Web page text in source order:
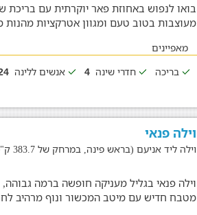
בואו לנפוש באחוזת פאר יוקרתית עם בריכת
מעוצבות בטוב טעם ומגוון אטרקציות
מאפיינים
בריכה
חדרי שינה 4 אנשים ללינה
וילה פנאי
וילה ליד אניעם (בראש פינה, במרחק של 383.7 ק"מ)
וילה פנאי בגליל מעניקה חופשה ברמה
מטבח חדיש עם מיטב המכשור ונוף מרהיב